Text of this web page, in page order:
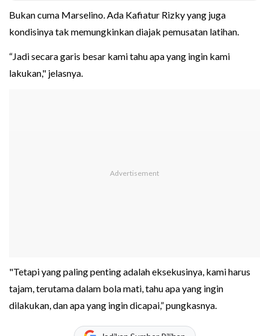
Bukan cuma Marselino. Ada Kafiatur Rizky yang juga
kondisinya tak memungkinkan diajak pemusatan latihan.
“Jadi secara garis besar kami tahu apa yang ingin kami
lakukan," jelasnya.
"Tetapi yang paling penting adalah eksekusinya, kami harus
tajam, terutama dalam bola mati, tahu apa yang ingin
dilakukan, dan apa yang ingin dicapai,” pungkasnya.